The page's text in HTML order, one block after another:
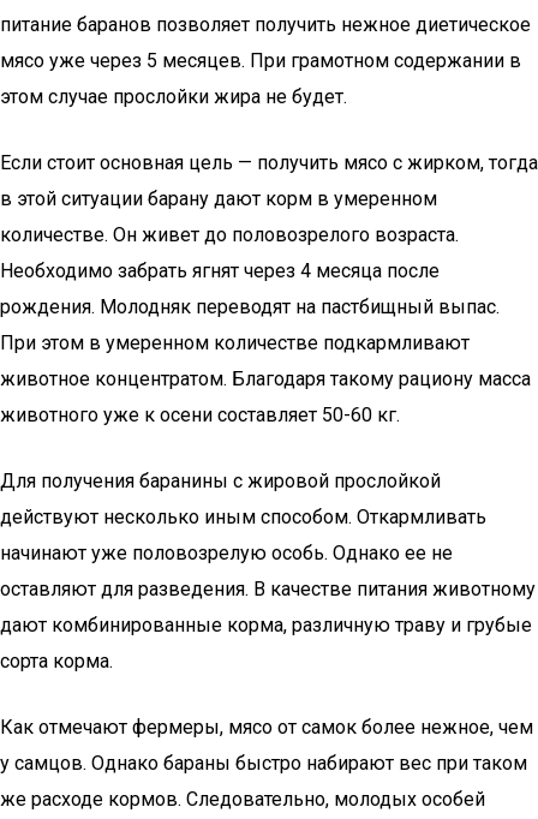
питание баранов позволяет получить нежное диетическое
мясо уже через 5 месяцев. При грамотном содержании в
этом случае прослойки жира не будет.
Если стоит основная цель — получить мясо с жирком, тогда
в этой ситуации барану дают корм в умеренном
количестве. Он живет до половозрелого возраста.
Необходимо забрать ягнят через 4 месяца после
рождения. Молодняк переводят на пастбищный выпас.
При этом в умеренном количестве подкармливают
животное концентратом. Благодаря такому рациону масса
животного уже к осени составляет 50-60 кг.
Для получения баранины с жировой прослойкой
действуют несколько иным способом. Откармливать
начинают уже половозрелую особь. Однако ее не
оставляют для разведения. В качестве питания животному
дают комбинированные корма, различную траву и грубые
сорта корма.
Как отмечают фермеры, мясо от самок более нежное, чем
у самцов. Однако бараны быстро набирают вес при таком
же расходе кормов. Следовательно, молодых особей